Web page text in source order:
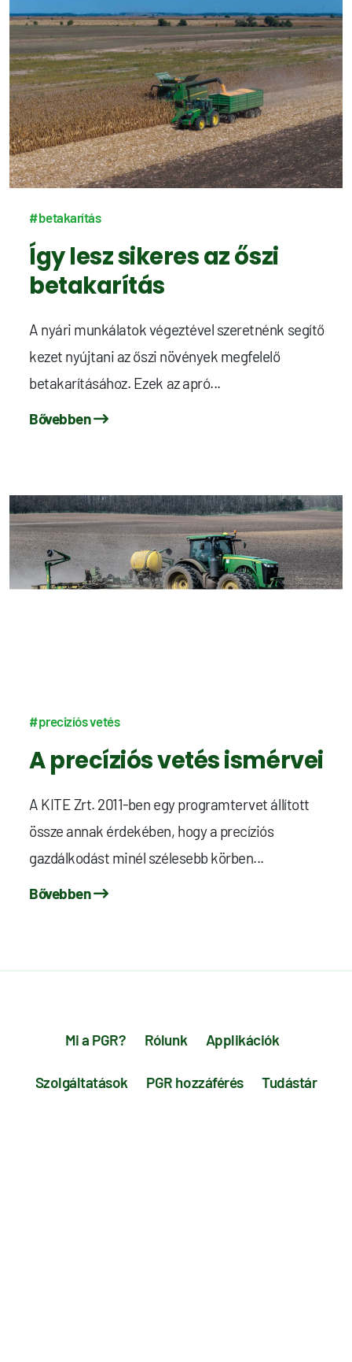
#betakarítás
Így lesz sikeres az őszi
betakarítás
A nyári munkálatok végeztével szeretnénk segítő
kezet nyújtani az őszi növények megfelelő
betakarításához. Ezek az apró...
Bővebben
#precizíós vetés
A precíziós vetés ismérvei
A KITE Zrt. 2011-ben egy programtervet állított
össze annak érdekében, hogy a precíziós
gazdálkodást minél szélesebb körben...
Bővebben
Mi a PGR? Rólunk Applikációk
Szolgáltatások PGR hozzáférés Tudástár